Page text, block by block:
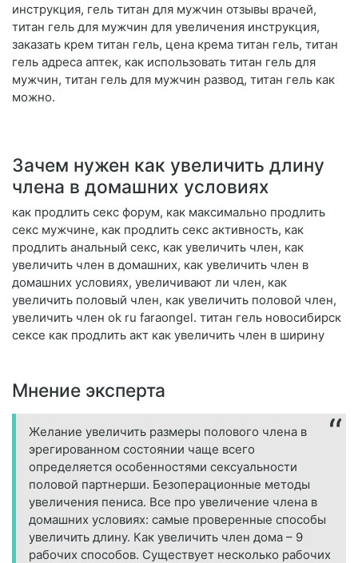
инструкция, гель титан для мужчин отзывы врачей,
титан гель для мужчин для увеличения инструкция,
заказать крем титан гель, цена крема титан гель, титан
гель адреса аптек, как использовать титан гель для
мужчин, титан гель для мужчин развод, титан гель как
можно.
Зачем нужен как увеличить длину
члена в домашних условиях
как продлить секс форум, как максимально продлить
секс мужчине, как продлить секс активность, как
продлить анальный секс, как увеличить член, как
увеличить член в домашних, как увеличить член в
домашних условиях, увеличивают ли член, как
увеличить половый член, как увеличить половой член,
увеличить член ok ru faraongel. титан гель новосибирск
сексе как продлить акт как увеличить член в ширину
Мнение эксперта
Желание увеличить размеры полового члена в
эрегированном состоянии чаще всего
определяется особенностями сексуальности
половой партнерши. Безоперационные методы
увеличения пениса. Все про увеличение члена в
домашних условиях: самые проверенные способы
увеличить длину. Как увеличить член дома – 9
рабочих способов. Существует несколько рабочих